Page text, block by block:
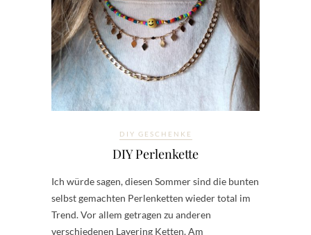
DIY GESCHENKE
DIY Perlenkette
Ich würde sagen, diesen Sommer sind die bunten
selbst gemachten Perlenketten wieder total im
Trend. Vor allem getragen zu anderen
verschiedenen Layering Ketten. Am